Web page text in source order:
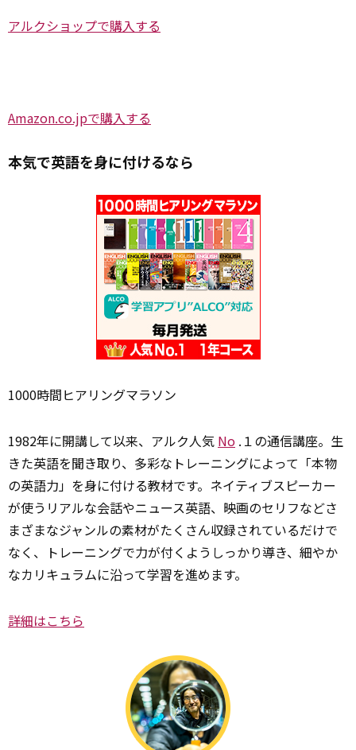
アルクショップで購入する
Amazon.co.jpで購入する
本気で英語を身に付けるなら
1000時間ヒアリングマラソン
1982年に開講して以来、アルク人気 No .１の通信講座。生
きた英語を聞き取り、多彩なトレーニングによって「本物
の英語力」を身に付ける教材です。ネイティブスピーカー
が使うリアルな会話やニュース英語、映画のセリフなどさ
まざまなジャンルの素材がたくさん収録されているだけで
なく、トレーニングで力が付くようしっかり導き、細やか
なカリキュラムに沿って学習を進めます。
詳細はこちら